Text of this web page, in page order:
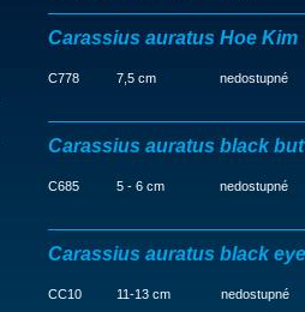
Carassius auratus Hoe Kim
C778 7,5 cm nedostupné
Carassius auratus black
C685 5 - 6 cm nedostupné
Carassius auratus black
CC10 11-13 cm nedostupné